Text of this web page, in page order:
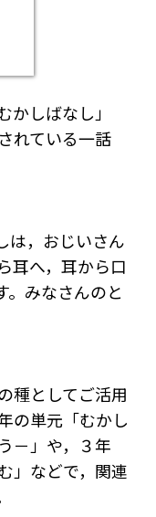
しばなし」
れている一話
は，おじいさん
耳へ，耳から口
。みなさんのと
種としてご活用
の単元「むかし
－」や，３年
」などで，関連